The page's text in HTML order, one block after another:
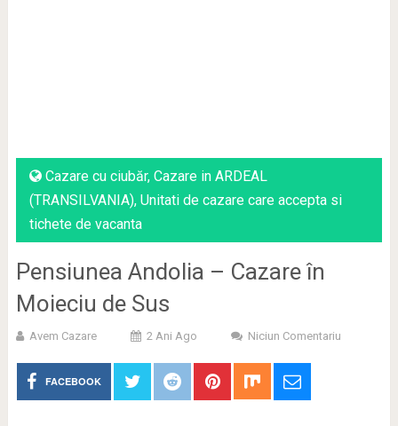
Cazare cu ciubăr, Cazare in ARDEAL
(TRANSILVANIA), Unitati de cazare care accepta si
tichete de vacanta
Pensiunea Andolia – Cazare în
Moieciu de Sus
Avem Cazare 2 Ani Ago Niciun Comentariu
FACEBOOK